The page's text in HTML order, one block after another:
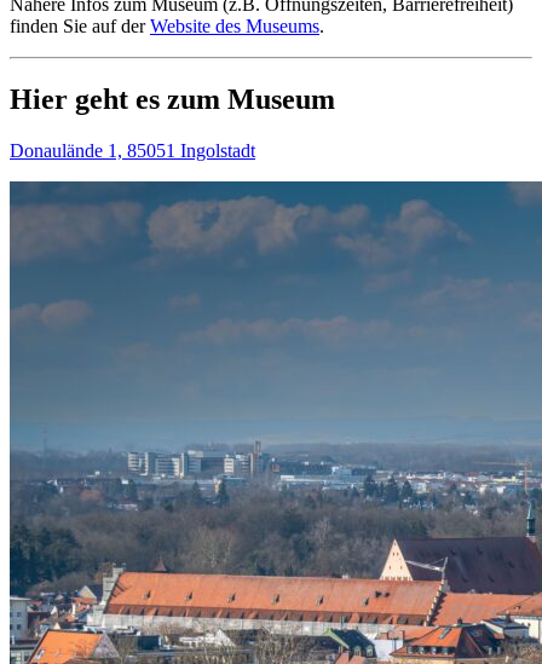
Nähere Infos zum Museum (z.B. Öffnungszeiten, Barrierefreiheit)
finden Sie auf derWebsite des Museums.
Hier geht es zum Museum
Donaulände 1, 85051 Ingolstadt